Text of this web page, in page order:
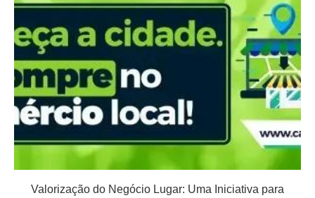
Valorização do Negócio Lugar: Uma Iniciativa para